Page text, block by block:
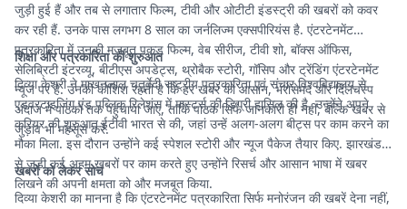
जुड़ी हुई हैं और तब से लगातार फिल्म, टीवी और ओटीटी इंडस्ट्री की खबरों को कवर
कर रही हैं. उनके पास लगभग 8 साल का जर्नलिज्म एक्सपीरियंस है. एंटरटेनमेंट
पत्रकारिता में उनकी मजबूत पकड़ फिल्म, वेब सीरीज, टीवी शो, बॉक्स ऑफिस,
सेलिब्रिटी इंटरव्यू, बीटीएस अपडेट्स, थ्रोबैक स्टोरी, गॉसिप और ट्रेंडिंग एंटरटेनमेंट
न्यूज पर है. उनकी कोशिश रहती है कि हर खबर को आसान, भरोसेमंद और दिलचस्प
अंदाज में पाठकों तक पहुंचाया जाए, ताकि पाठक सिर्फ जानकारी ही नहीं, बल्कि खबर से
जुड़ाव भी महसूस करें.
शिक्षा और पत्रकारिता की शुरुआत
दिव्या केशरी ने माखनलाल चतुर्वेदी राष्ट्रीय पत्रकारिता एवं संचार विश्वविद्यालय से
एडवरटाइजिंग एंड पब्लिक रिलेशंस में मास्टर्स की डिग्री हासिल की है. उन्होंने अपने
करियर की शुरुआत ईटीवी भारत से की, जहां उन्हें अलग-अलग बीट्स पर काम करने का
मौका मिला. इस दौरान उन्होंने कई स्पेशल स्टोरी और न्यूज पैकेज तैयार किए. झारखंड
से जुड़ी कई अहम खबरों पर काम करते हुए उन्होंने रिसर्च और आसान भाषा में खबर
लिखने की अपनी क्षमता को और मजबूत किया.
खबरों को लेकर सोच
दिव्या केशरी का मानना है कि एंटरटेनमेंट पत्रकारिता सिर्फ मनोरंजन की खबरें देना नहीं,